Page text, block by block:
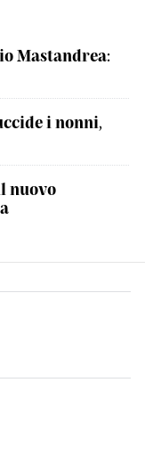
Mastandrea:
i nonni,
nuovo